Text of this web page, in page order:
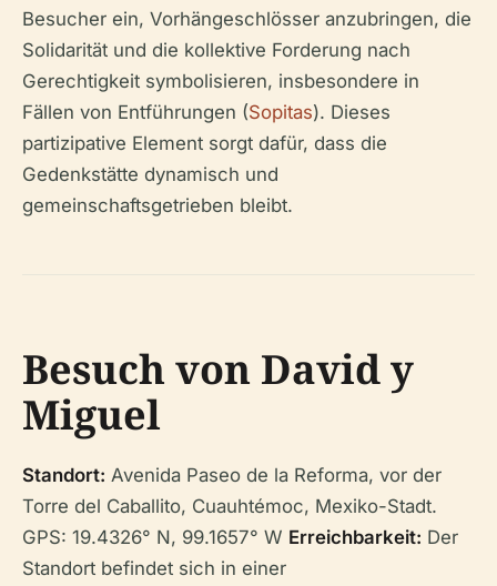
Besucher ein, Vorhängeschlösser anzubringen, die
Solidarität und die kollektive Forderung nach
Gerechtigkeit symbolisieren, insbesondere in
Fällen von Entführungen (Sopitas). Dieses
partizipative Element sorgt dafür, dass die
Gedenkstätte dynamisch und
gemeinschaftsgetrieben bleibt.
Besuch von David y
Miguel
Standort: Avenida Paseo de la Reforma, vor der
Torre del Caballito, Cuauhtémoc, Mexiko-Stadt.
GPS: 19.4326° N, 99.1657° W Erreichbarkeit: Der
Standort befindet sich in einer